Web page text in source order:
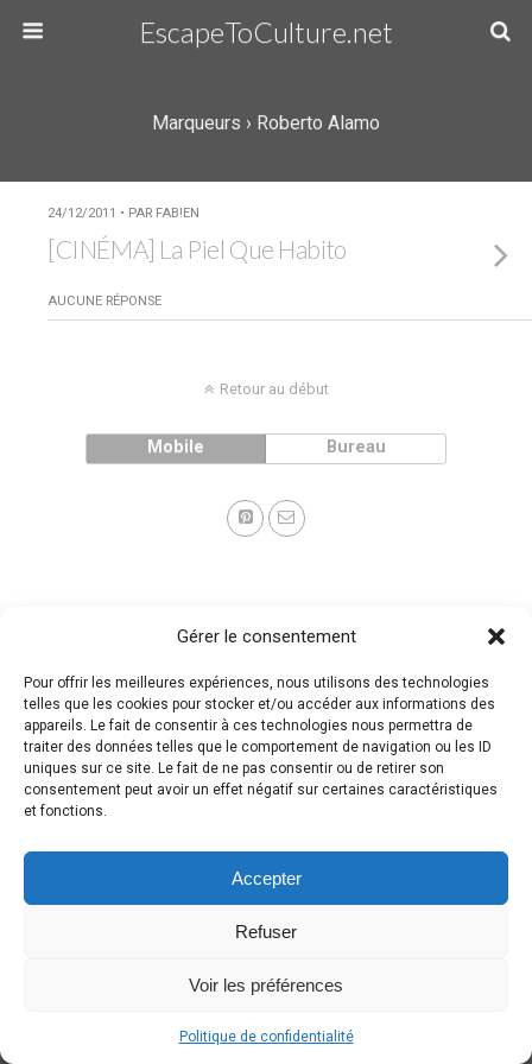
Gérer le consentement
Pour offrir les meilleures expériences, nous utilisons des technologies
telles que les cookies pour stocker et/ou accéder aux informations des
appareils. Le fait de consentir à ces technologies nous permettra de
traiter des données telles que le comportement de navigation ou les ID
uniques sur ce site. Le fait de ne pas consentir ou de retirer son
consentement peut avoir un effet négatif sur certaines caractéristiques
et fonctions.
Accepter
Refuser
Voir les préférences
Politique de confidentialité
EscapeToCulture.net
Marqueurs › Roberto Alamo
24/12/2011 • PAR FAB!EN
[CINÉMA] La Piel Que Habito
AUCUNE RÉPONSE
Retour au début
Mobile Bureau